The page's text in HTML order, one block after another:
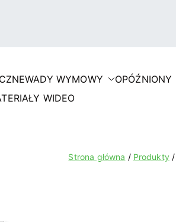
WADY WYMOWY OPÓŹNIONY
WIDEO
Strona główna Produkty